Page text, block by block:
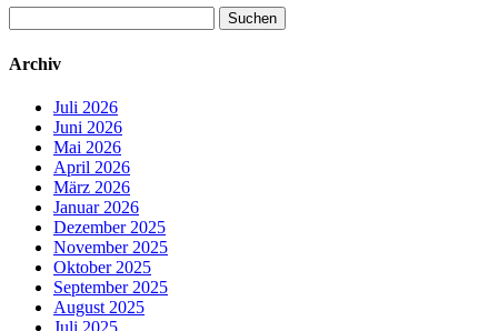
nach:
Archiv
Juli 2026
Juni 2026
Mai 2026
April 2026
März 2026
Januar 2026
Dezember 2025
November 2025
Oktober 2025
September 2025
August 2025
Juli 2025